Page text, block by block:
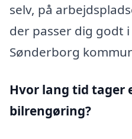
selv, på
der passer dig godt
Sønderborg
Hvor lang tid tager
bilrengøring?